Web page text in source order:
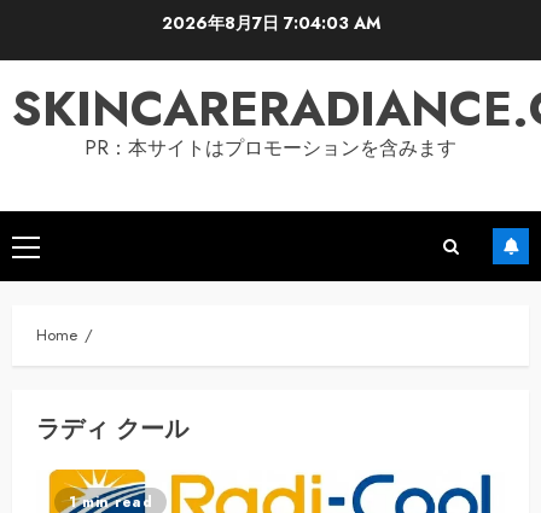
2026年8月7日 7:04:03 AM
PR：本サイトはプロモーションを含みます
Primary
Menu
Home
ラディ クール
1 min read